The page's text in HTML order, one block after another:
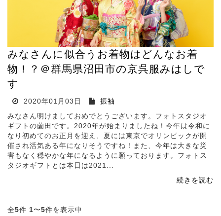
みなさんに似合うお着物はどんなお着
物！？＠群馬県沼田市の京呉服みはしで
す
2020年01月03日
振袖
みなさん明けましておめでとうございます。フォトスタジオ
ギフトの薗田です。2020年が始まりましたね！今年は令和に
なり初めてのお正月を迎え、夏には東京でオリンピックが開
催され活気ある年になりそうですね！また、今年は大きな災
害もなく穏やかな年になるように願っております。フォトス
タジオギフトとは本日は2021...
続きを読む
全5件 1〜5件を表示中